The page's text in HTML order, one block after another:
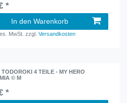
*
In den Warenkorb
MwSt. zzgl.Versandkosten
TODOROKI 4 TEILE - MY HERO
© M
*